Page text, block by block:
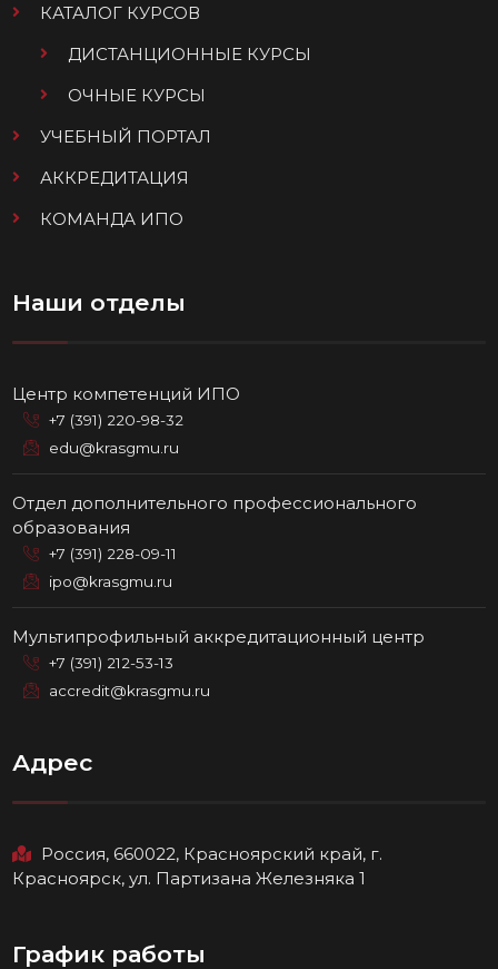
КАТАЛОГ КУРСОВ
ДИСТАНЦИОННЫЕ КУРСЫ
ОЧНЫЕ КУРСЫ
УЧЕБНЫЙ ПОРТАЛ
АККРЕДИТАЦИЯ
КОМАНДА ИПО
Наши отделы
Центр компетенций ИПО
+7 (391) 220-98-32
edu@krasgmu.ru
Отдел дополнительного профессионального
образования
+7 (391) 228-09-11
ipo@krasgmu.ru
Мультипрофильный аккредитационный центр
+7 (391) 212-53-13
accredit@krasgmu.ru
Адрес
Россия, 660022, Красноярский край, г.
Красноярск, ул. Партизана Железняка 1
График работы